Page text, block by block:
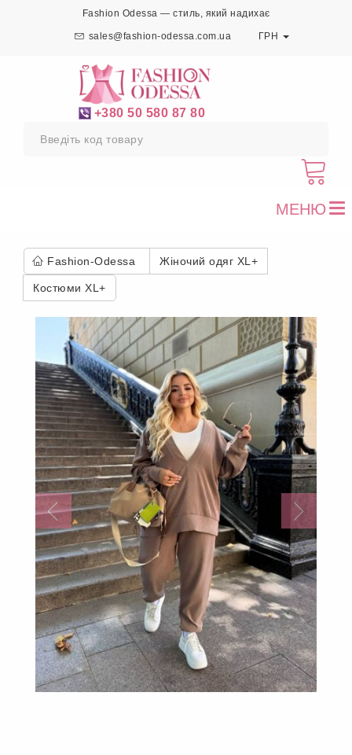
Fashion Odessa — стиль, який надихає
sales@fashion-odessa.com.ua ГРН
+380 50 580 87 80
МЕНЮ
Fashion-Odessa Жіночий одяг XL+
Костюми XL+